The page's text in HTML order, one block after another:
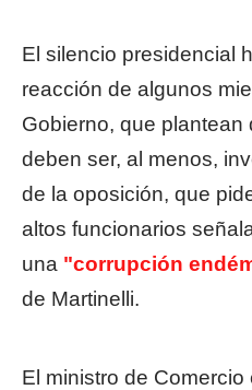
El silencio presidencial
reacción de algunos
Gobierno, que plantean
deben ser, al menos,
de la oposición, que
altos funcionarios
una "corrupción
de Martinelli.
El ministro de Comercio